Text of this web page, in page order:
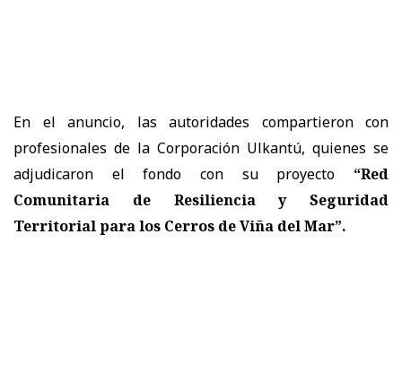
En el anuncio, las autoridades compartieron con
profesionales de la Corporación Ulkantú, quienes se
adjudicaron el fondo con su proyecto “Red
Comunitaria de Resiliencia y Seguridad
Territorial para los Cerros de Viña del Mar”.